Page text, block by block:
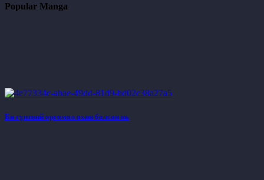
Popular Manga
Би гүнтний өргөмөл охин болсон нь